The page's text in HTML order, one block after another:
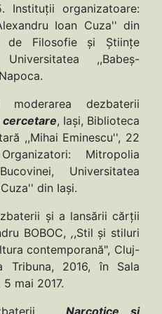
Instituţii organizatoare:
Ioan Cuza'' din
de Filosofie şi Ştiinţe
Universitatea ,,Babeș-
moderarea dezbaterii
cercetare, Iași, Biblioteca
,,Mihai Eminescu'', 22
Mitropolia
Universitatea
din Iași.
şi a lansării cărţii
BOBOC, ,,Stil și stiluri
contemporană", Cluj-
Tribuna, 2016, în Sala
5 mai 2017.